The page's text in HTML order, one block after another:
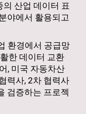
산업 데이터 표
야에서 활용되고
환경에서 공급망
한 데이터 교환
, 미국 자동차산
력사, 2차 협력사
검증하는 프로젝